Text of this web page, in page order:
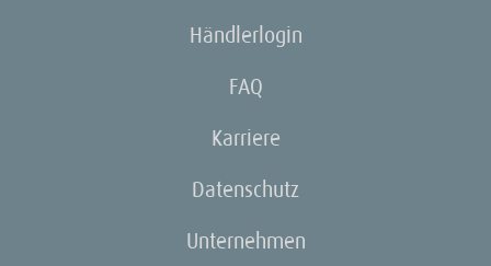
Händlerlogin
FAQ
Karriere
Datenschutz
Unternehmen